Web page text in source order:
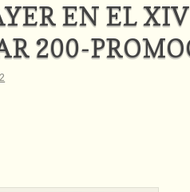
EN EL
200-